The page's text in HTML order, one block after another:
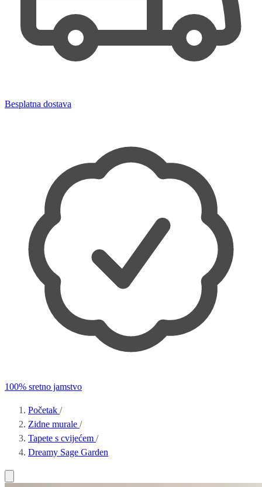
Besplatna dostava
100% sretno jamstvo
Početak /
Zidne murale /
Tapete s cvijećem /
Dreamy Sage Garden